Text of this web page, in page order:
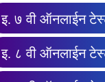
इ. ७ वी ऑनलाईन
इ. ८ वी ऑनलाईन